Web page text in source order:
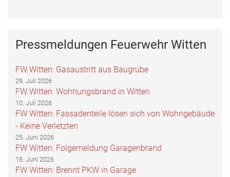
Pressmeldungen Feuerwehr Witten
FW Witten: Gasaustritt aus Baugrube
29. Juli 2026
FW Witten: Wohnungsbrand in Witten
10. Juli 2026
FW Witten: Fassadenteile lösen sich von Wohngebäude
- Keine Verletzten
25. Juni 2026
FW Witten: Folgemeldung Garagenbrand
18. Juni 2026
FW Witten: Brennt PKW in Garage